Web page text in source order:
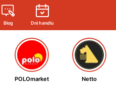
Blog Dni handlu
POLOmarket Netto